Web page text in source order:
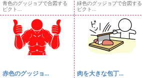
青色のグッジョブで合図する
ピクト...
緑色のグッジョブで合図する
ピクト...
赤色のグッジョ... 肉を大きな包丁...